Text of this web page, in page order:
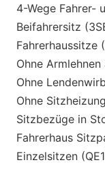
4-Wege Fahrer-
Beifahrersitz
Fahrerhaussitze
Ohne
Ohne
Ohne
Sitzbezüge in
Fahrerhaus
Einzelsitzen